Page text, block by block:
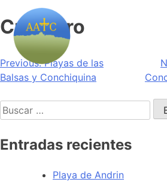
Cudillero
Navegación
de
entradas
Previous: Playas de las
Balsas y Conchiquina
Buscar:
Entradas recientes
Playa de Andrin